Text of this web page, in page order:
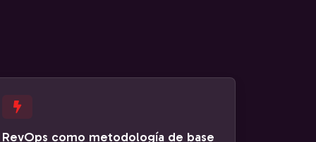
RevOps como metodología de base